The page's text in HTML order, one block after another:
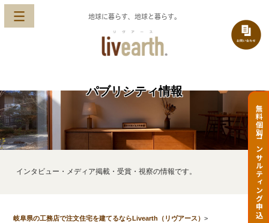
地球に暮らす、地球と暮らす。
無料個別コンサルティング申込
パブリシティ情報
インタビュー・メディア掲載・受賞・視察の情報です。
岐阜県の工務店で注文住宅を建てるならLivearth（リヴアース）>